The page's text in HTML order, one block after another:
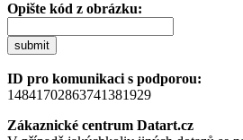
Opište kód z obrázku:
submit
ID pro komunikaci s podporou:
14841702863741381929
Zákaznické centrum Datart.cz